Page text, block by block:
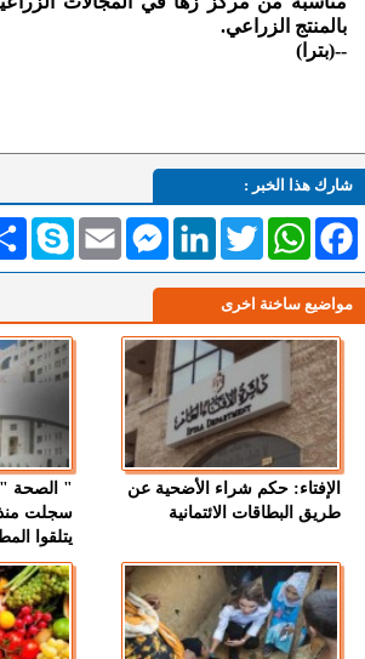
بالمنتج الزراعي.
--(بترا)
شارك هذا الخبر :
انشر Skype Email
MessengerLinkedInTwitterWhatsAppFacebook
مواضيع ساخنة اخرى
الإفتاء: حكم شراء الأضحية عن
طريق البطاقات الائتمانية
سجلت
يتلقوا